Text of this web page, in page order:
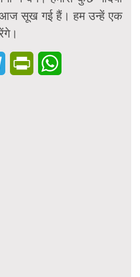
आज सूख गई हैं। हम उन्हें एक
TelegramPrintFriendly